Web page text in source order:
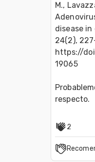
M.,
disease
24(2),
https://
19065
respecto.
2